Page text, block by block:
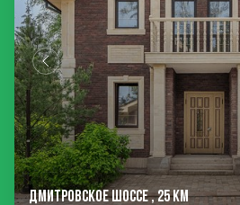
ДМИТРОВСКОЕ ШОССЕ , 25 КМ